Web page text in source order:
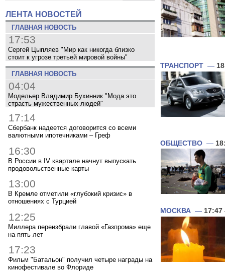
ЛЕНТА НОВОСТЕЙ
ГЛАВНАЯ НОВОСТЬ
17:53
Сергей Цыпляев "Мир как никогда близко
стоит к угрозе третьей мировой войны"
ГЛАВНАЯ НОВОСТЬ
04:04
Модельер Владимир Бухинник "Мода это
страсть мужественных людей"
17:14
Сбербанк надеется договорится со всеми
валютными ипотечниками – Греф
16:30
В России в IV квартале начнут выпускать
продовольственные карты
13:00
В Кремле отметили «глубокий кризис» в
отношениях с Турцией
12:25
Миллера переизбрали главой «Газпрома» еще
на пять лет
17:23
Фильм "Батальон" получил четыре награды на
кинофестивале во Флориде
ТРАНСПОРТ —
ОБЩЕСТВО —
МОСКВА — 17:47